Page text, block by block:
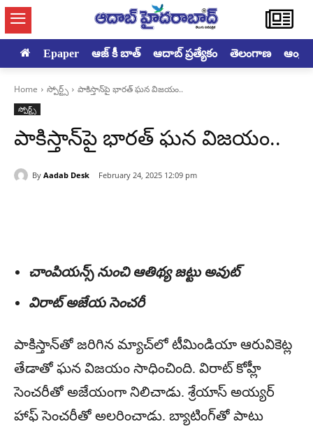
Epaper ఆజ్ కీ బాత్ ఆదాబ్ ప్రత్యేకం తెలంగాణ
Home స్పోర్ట్స్ పాకిస్తాన్‌పై భారత్‌ ఘన విజయం..
స్పోర్ట్స్
పాకిస్తాన్‌పై భారత్‌ ఘన విజయం..
By Aadab Desk February 24, 2025 12:09 pm
చాంపియన్స్‌ నుంచి ఆతిథ్య జట్టు అవుట్‌
విరాట్‌ అజేయ సెంచరీ
పాకిస్తాన్‌తో జరిగిన మ్యాచ్‌లో టీమిండియా ఆరువికెట్ల
తేడాతో ఘన విజయం సాధించింది. విరాట్‌ కోహ్లీ
సెంచరీతో అజేయంగా నిలిచాడు. శ్రేయాస్‌ అయ్యర్‌
హాఫ్‌ సెంచరీతో అలరించాడు. బ్యాటింగ్‌తో పాటు